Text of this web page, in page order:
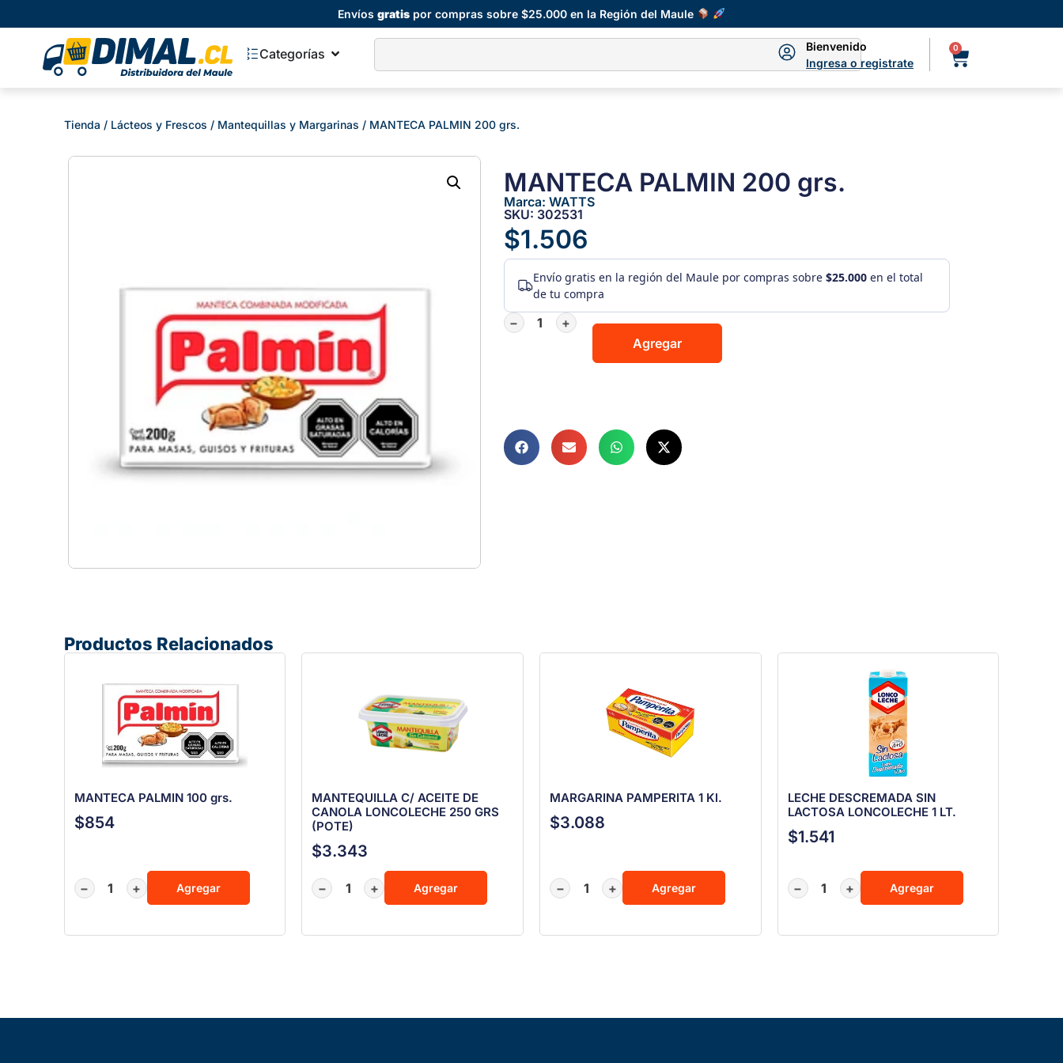
Envíosgratis por compras sobre $25.000 en la Región del Maule
Categorías
Bienvenido
Ingresa o registrate
0
Tienda / Lácteos y Frescos / Mantequillas y Margarinas / MANTECA PALMIN 200 grs.
MANTECA PALMIN 200 grs.
Marca: WATTS
SKU: 302531
$1.506
Envío gratis en la región del Maule por compras sobre $25.000en el total
de tu compra
−
+
Agregar
Productos Relacionados
MANTECA PALMIN 100 grs.
$854
− + Agregar
MANTEQUILLA C/ ACEITE DE
CANOLA LONCOLECHE 250 GRS
(POTE)
$3.343
− + Agregar
MARGARINA PAMPERITA 1 Kl.
$3.088
− + Agregar
LECHE DESCREMADA SIN
LACTOSA LONCOLECHE 1 LT.
$1.541
− + Agregar